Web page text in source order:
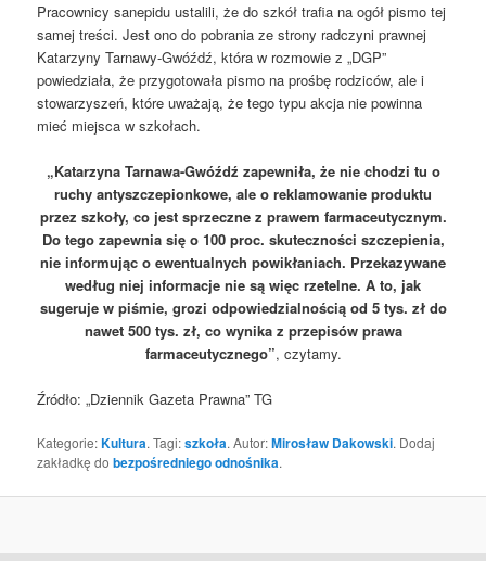
Pracownicy sanepidu ustalili, że do szkół trafia na ogół pismo tej
samej treści. Jest ono do pobrania ze strony radczyni prawnej
Katarzyny Tarnawy-Gwóźdź, która w rozmowie z „DGP”
powiedziała, że przygotowała pismo na prośbę rodziców, ale i
stowarzyszeń, które uważają, że tego typu akcja nie powinna
mieć miejsca w szkołach.
„Katarzyna Tarnawa-Gwóźdź zapewniła, że nie chodzi tu o
ruchy antyszczepionkowe, ale o reklamowanie produktu
przez szkoły, co jest sprzeczne z prawem farmaceutycznym.
Do tego zapewnia się o 100 proc. skuteczności szczepienia,
nie informując o ewentualnych powikłaniach. Przekazywane
według niej informacje nie są więc rzetelne. A to, jak
sugeruje w piśmie, grozi odpowiedzialnością od 5 tys. zł do
nawet 500 tys. zł, co wynika z przepisów prawa
farmaceutycznego”, czytamy.
Źródło: „Dziennik Gazeta Prawna” TG
Kategorie:Kultura. Tagi:szkoła. Autor:Mirosław Dakowski. Dodaj
zakładkę dobezpośredniego odnośnika.